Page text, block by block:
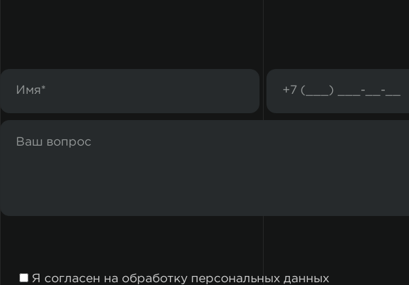
Я согласен на обработку персональных данных